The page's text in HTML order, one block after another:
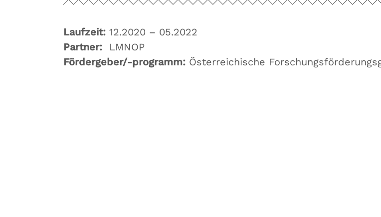
Laufzeit: 12.2020 – 05.2022
Partner: LMNOP
Fördergeber/-programm: Österreichische